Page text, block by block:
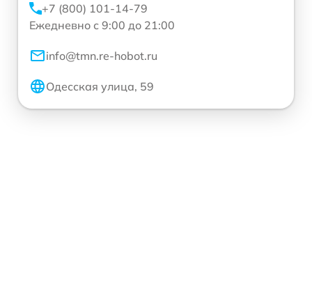
+7 (800) 101-14-79
Ежедневно с 9:00 до 21:00
info@tmn.re-hobot.ru
Одесская улица, 59